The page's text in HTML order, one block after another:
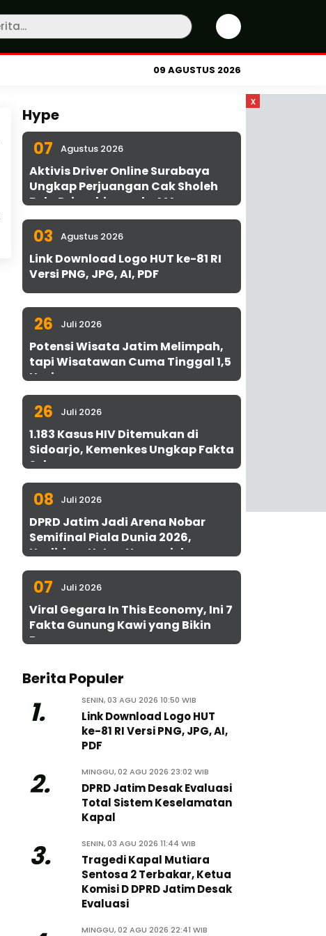
09 AGUSTUS 2026
x
Hype
07 Agustus 2026
Aktivis Driver Online Surabaya
Ungkap Perjuangan Cak Sholeh
Bela Driver hingga ke MA
03 Agustus 2026
Link Download Logo HUT ke-81 RI
Versi PNG, JPG, AI, PDF
26 Juli 2026
Potensi Wisata Jatim Melimpah,
tapi Wisatawan Cuma Tinggal 1,5
Hari
26 Juli 2026
1.183 Kasus HIV Ditemukan di
Sidoarjo, Kemenkes Ungkap Fakta
Sebenarnya
08 Juli 2026
DPRD Jatim Jadi Arena Nobar
Semifinal Piala Dunia 2026,
Hadirkan Uston Nawawi dan
UMKM Gratis untuk 1.000 Warga
07 Juli 2026
Viral Gegara In This Economy, Ini 7
Fakta Gunung Kawi yang Bikin
Penasaran
Berita Populer
1. SENIN, 03 AGU 2026 10:50 WIB
Link Download Logo HUT
ke-81 RI Versi PNG, JPG, AI,
PDF
2. MINGGU, 02 AGU 2026 23:02 WIB
DPRD Jatim Desak Evaluasi
Total Sistem Keselamatan
Kapal
3. SENIN, 03 AGU 2026 11:44 WIB
Tragedi Kapal Mutiara
Sentosa 2 Terbakar, Ketua
Komisi D DPRD Jatim Desak
Evaluasi
MINGGU, 02 AGU 2026 22:41 WIB